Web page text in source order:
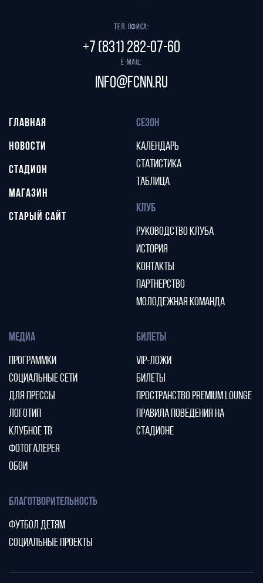
Тел. офиса:
+7 (831) 282-07-60
E-mail:
info@fcnn.ru
ГЛАВНАЯ
НОВОСТИ
СТАДИОН
МАГАЗИН
СТАРЫЙ САЙТ
СЕЗОН
КАЛЕНДАРЬ
СТАТИСТИКА
ТАБЛИЦА
КЛУБ
РУКОВОДСТВО КЛУБА
ИСТОРИЯ
КОНТАКТЫ
ПАРТНЕРСТВО
МОЛОДЕЖНАЯ КОМАНДА
МЕДИА
ПРОГРАММКИ
СОЦИАЛЬНЫЕ СЕТИ
ДЛЯ ПРЕССЫ
ЛОГОТИП
КЛУБНОЕ ТВ
ФОТОГАЛЕРЕЯ
ОБОИ
БИЛЕТЫ
VIP-ЛОЖИ
БИЛЕТЫ
ПРОСТРАНСТВО PREMIUM LOUNGE
ПРАВИЛА ПОВЕДЕНИЯ НА
СТАДИОНЕ
БЛАГОТВОРИТЕЛЬНОСТЬ
ФУТБОЛ ДЕТЯМ
СОЦИАЛЬНЫЕ ПРОЕКТЫ